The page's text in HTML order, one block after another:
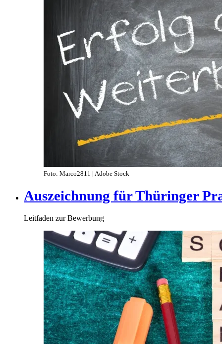
Foto: Marco2811 | Adobe Stock
Auszeichnung für Thüringer
Leitfaden zur Bewerbung